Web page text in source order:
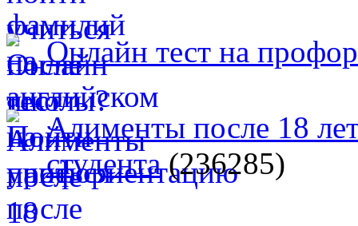
Онлайн тест на
Алименты после 18
студента(236285)